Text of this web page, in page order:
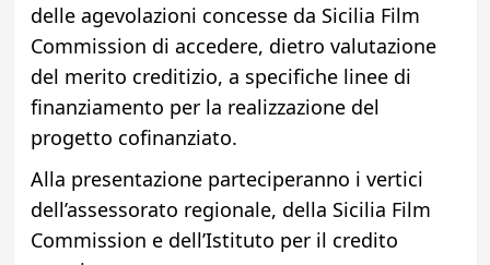
delle agevolazioni concesse da Sicilia Film
Commission di accedere, dietro valutazione
del merito creditizio, a specifiche linee di
finanziamento per la realizzazione del
progetto cofinanziato.
Alla presentazione parteciperanno i vertici
dell’assessorato regionale, della Sicilia Film
Commission e dell’Istituto per il credito